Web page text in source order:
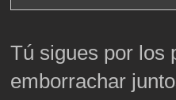
Tú sigues por los
emborrachar